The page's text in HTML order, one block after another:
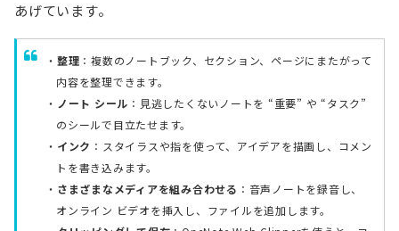
あげています。
整理 ：複数のノートブック、セクション、ページにまたがって
内容を整理できます。
ノート シール ：見逃したくないノートを “重要” や “タスク”
のシールで目立たせます。
インク ：スタイラスや指を使って、アイデアを描画し、コメン
トを書き込みます。
さまざまなメディアを組み合わせる ：音声ノートを録音し、
オンライン ビデオを挿入し、ファイルを追加します。